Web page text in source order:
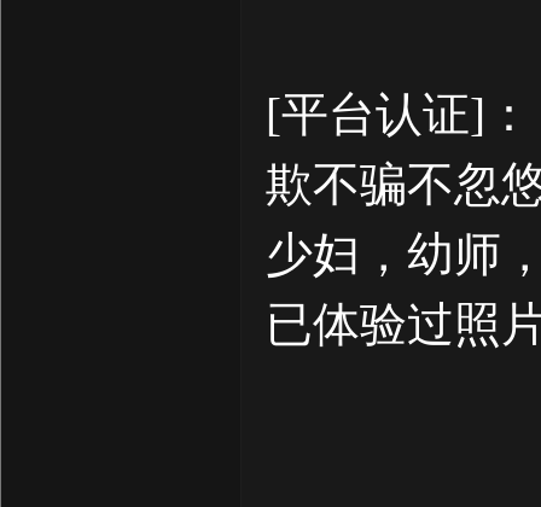
[平台认证]
欺不骗不忽
少妇，幼师
已体验过照